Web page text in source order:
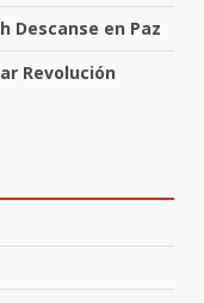
Descanse en Paz
Revolución